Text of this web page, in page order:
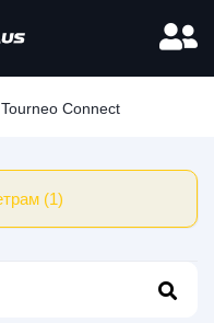
Tourneo Connect
Поиск по параметрам (1)